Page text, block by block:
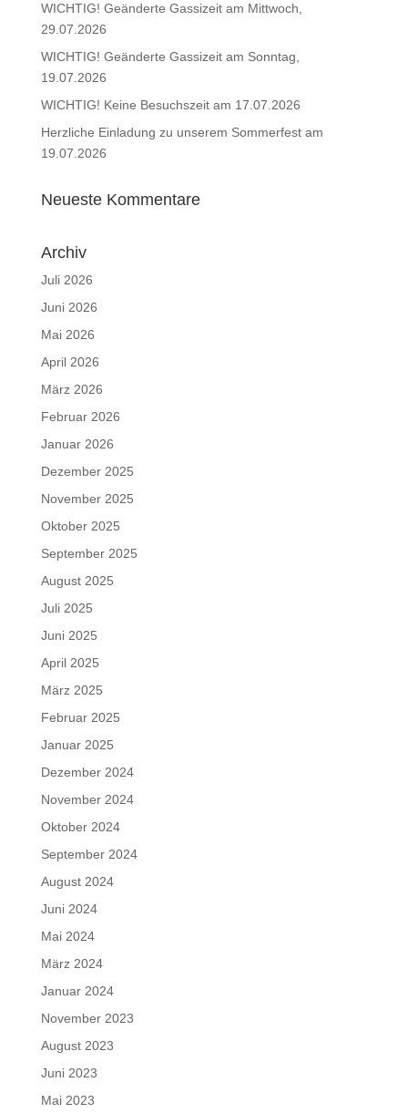
WICHTIG! Geänderte Gassizeit am Mittwoch,
29.07.2026
WICHTIG! Geänderte Gassizeit am Sonntag,
19.07.2026
WICHTIG! Keine Besuchszeit am 17.07.2026
Herzliche Einladung zu unserem Sommerfest am
19.07.2026
Neueste Kommentare
Archiv
Juli 2026
Juni 2026
Mai 2026
April 2026
März 2026
Februar 2026
Januar 2026
Dezember 2025
November 2025
Oktober 2025
September 2025
August 2025
Juli 2025
Juni 2025
April 2025
März 2025
Februar 2025
Januar 2025
Dezember 2024
November 2024
Oktober 2024
September 2024
August 2024
Juni 2024
Mai 2024
März 2024
Januar 2024
November 2023
August 2023
Juni 2023
Mai 2023